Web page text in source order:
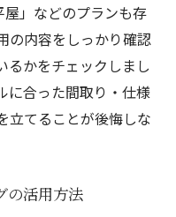
」などのプランも存
の内容をしっかり確認
るかをチェックしまし
に合った間取り・仕様
立てることが後悔しな
の活用方法